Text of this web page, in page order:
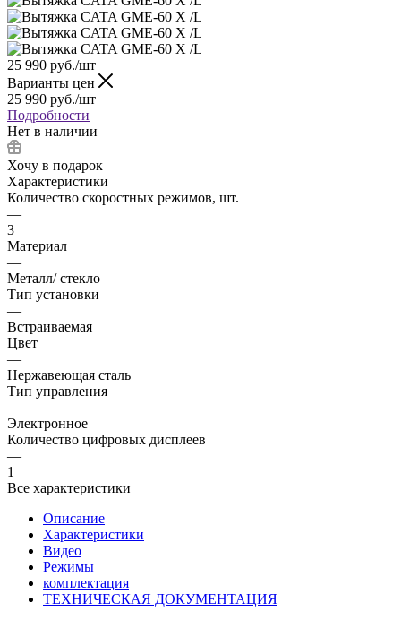
25 990 руб./шт
Варианты цен
25 990 руб./шт
Подробности
Нет в наличии
Хочу в подарок
Характеристики
Количество скоростных режимов, шт.
—
3
Материал
—
Металл/ стекло
Тип установки
—
Встраиваемая
Цвет
—
Нержавеющая сталь
Тип управления
—
Электронное
Количество цифровых дисплеев
—
1
Все характеристики
Описание
Характеристики
Видео
Режимы
комплектация
ТЕХНИЧЕСКАЯ ДОКУМЕНТАЦИЯ